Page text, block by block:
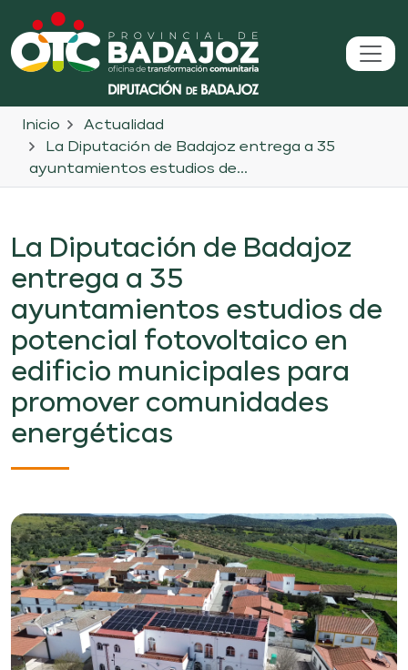
Inicio
Actualidad
La Diputación de Badajoz entrega a 35
ayuntamientos estudios de...
La Diputación de Badajoz
entrega a 35
ayuntamientos estudios de
potencial fotovoltaico en
edificio municipales para
promover comunidades
energéticas
Previous Next